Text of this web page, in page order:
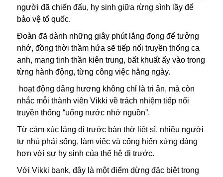
người đã chiến đấu, hy sinh giữa rừng sình lầy để
bảo vệ tổ quốc.
Đoàn đã dành những giây phút lắng đọng để tưởng
nhớ, đồng thời thầm hứa sẽ tiếp nối truyền thống ca
anh, mang tinh thần kiên trung, bất khuất ấy vào trong
từng hành động, từng công việc hằng ngày.
hoạt động dâng hương không chỉ là tri ân, mà còn
nhắc mỗi thành viên Vikki về trách nhiệm tiếp nối
truyền thống “uống nước nhớ nguồn”.
Từ cảm xúc lặng đi trước bàn thờ liệt sĩ, nhiều người
tự nhủ phải sống, làm việc và cống hiến xứng đáng
hơn với sự hy sinh của thế hệ đi trước.
Với Vikki bank, đây là một điểm dừng đặc biệt trong